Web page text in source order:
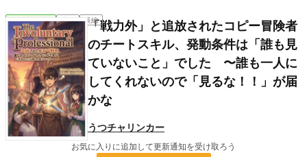
ファンタジー 完結 長編
「戦力外」と追放されたコピー冒険者
のチートスキル、発動条件は「誰も見
ていないこと」でした 〜誰も一人に
してくれないので「見るな！！」が届
かな
うつチャリンカー
お気に入りに追加して更新通知を受け取ろう